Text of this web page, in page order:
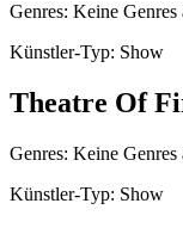
Genres: Keine Genres
Künstler-Typ: Show
Theatre Of
Genres: Keine Genres
Künstler-Typ: Show